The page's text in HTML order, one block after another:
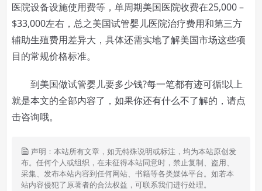
医院设备设施使用费等，单周期美国医院收费在25,000 –
$33,000左右，总之美国试管婴儿医院治疗费用和第三方
辅助生殖费用差异大，具体还需实地了解美国市场这些项
目的常规价格标准。
到美国做试管婴儿要多少钱?每一笔都有迹可循!以上
就是本文的全部内容了，如果你还有什么不了解的，请点
击咨询哦。
声明：本站所有文章，如无特殊说明或标注，均为本站原创发
布。任何个人或组织，在未征得本站同意时，禁止复制、盗用、
采集、发布本站内容到任何网站、书籍等各类媒体平台。如若本
站内容侵犯了原著者的合法权益，可联系我们进行处理。